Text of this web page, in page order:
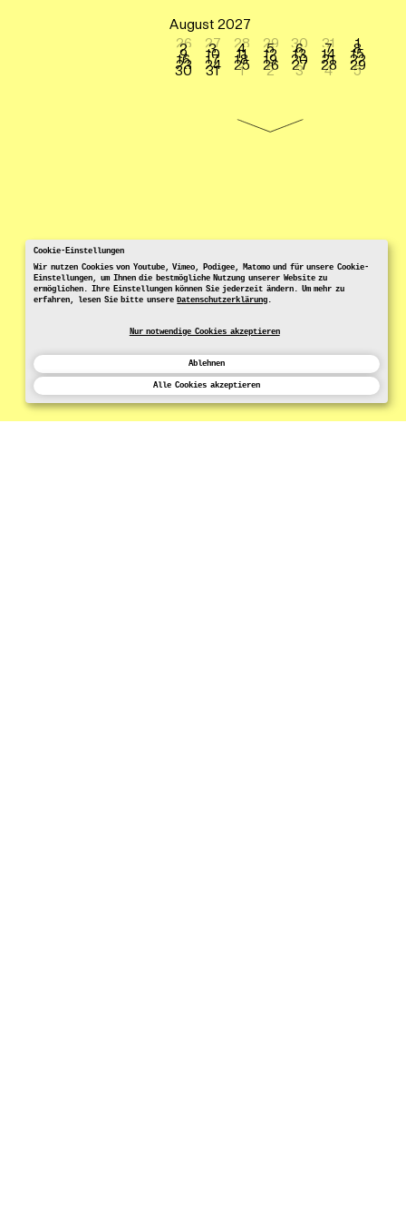
Cookie-Einstellungen
Wir nutzen Cookies von Youtube, Vimeo, Podigee, Matomo und für unsere Cookie-
Einstellungen, um Ihnen die bestmögliche Nutzung unserer Website zu
ermöglichen. Ihre Einstellungen können Sie jederzeit ändern. Um mehr zu
erfahren, lesen Sie bitte unsereDatenschutzerklärung.
Nur notwendige Cookies akzeptieren
Ablehnen
Alle Cookies akzeptieren
August 2027
26
27 28 29 30 31 1
2 3 4 5 6 7 8
9 10 11 12 13 14 15
16 17 18 19 20 21 22
23 24 25 26 27 28 29
30 31 1 2 3 4 5